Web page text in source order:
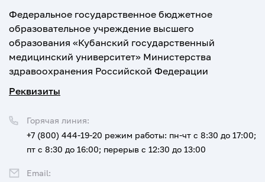
Федеральное государственное бюджетное
образовательное учреждение высшего
образования «Кубанский государственный
медицинский университет» Министерства
здравоохранения Российской Федерации
Реквизиты
Горячая линия:
+7 (800) 444-19-20 режим работы: пн-чт с 8:30 до 17:00;
пт с 8:30 до 16:00; перерыв с 12:30 до 13:00
Email: